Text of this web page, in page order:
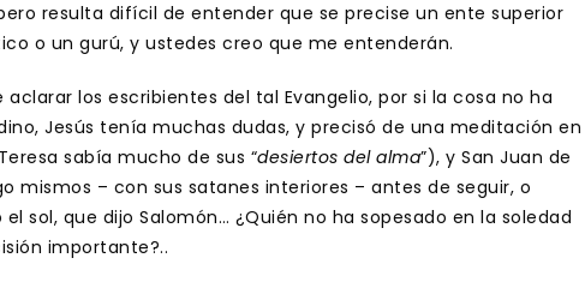
resulta difícil de entender que se precise un ente superior
o un gurú, y ustedes creo que me entenderán.
aclarar los escribientes del tal Evangelio, por si la cosa no ha
Jesús tenía muchas dudas, y precisó de una meditación en
sabía mucho de sus “desiertos del alma”), y San Juan de
mismos – con sus satanes interiores – antes de seguir, o
sol, que dijo Salomón… ¿Quién no ha sopesado en la soledad
importante?..